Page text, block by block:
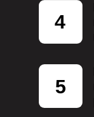
4
5